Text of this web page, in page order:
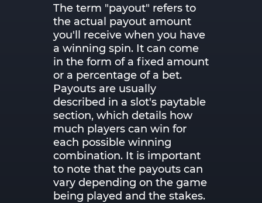
The term "payout" refers to
the actual payout amount
you'll receive when you have
a winning spin. It can come
in the form of a fixed amount
or a percentage of a bet.
Payouts are usually
described in a slot's paytable
section, which details how
much players can win for
each possible winning
combination. It is important
to note that the payouts can
vary depending on the game
being played and the stakes.